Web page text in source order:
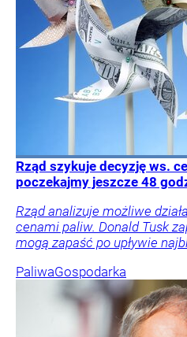
Rząd szykuje decyzję ws.
poczekajmy jeszcze 48
Rząd analizuje możliwe
cenami paliw. Donald Tusk
mogą zapaść po upływie
PaliwaGospodarka